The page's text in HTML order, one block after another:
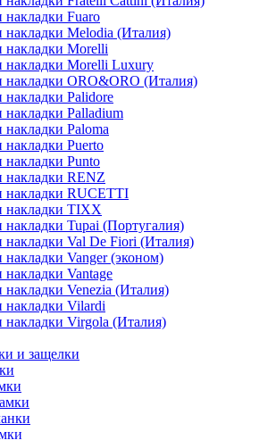
Fuaro
Melodia (Италия)
Morelli
накладки Morelli Luxury
накладки ORO&ORO (Италия)
Palidore
Palladium
Paloma
Puerto
Punto
RENZ
накладки RUCETTI
накладки TIXX
Tupai (Португалия)
Val De Fiori (Италия)
Vanger (эконом)
Vantage
Venezia (Италия)
Vilardi
Virgola (Италия)
и защелки